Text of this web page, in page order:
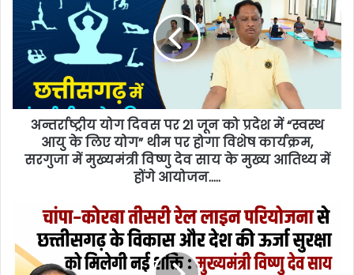
अन्तर्राष्ट्रीय योग दिवस पर 21 जून को प्रदेश में “स्वस्थ
आयु के लिए योग” थीम पर होगा विशेष कार्यक्रम,
सरगुजा में मुख्यमंत्री विष्णु देव साय के मुख्य आतिथ्य में
होंगे आयोजन…..